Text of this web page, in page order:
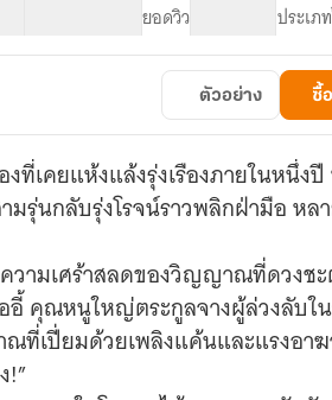
ยอดวิว ประเภ
ตัวอย่าง ซื้
งที่เคยแห้งแล้งรุ่งเรืองภายในหนึ่
มรุ่นกลับรุ่งโรจน์ราวพลิกฝ่ามือ ห
วามเศร้าสลดของวิญญาณที่ดวงช
อี้ คุณหนูใหญ่ตระกูลจางผู้ล่วงลับ
ที่เปี่ยมด้วยเพลิงแค้นและแรงอาฆ
!”